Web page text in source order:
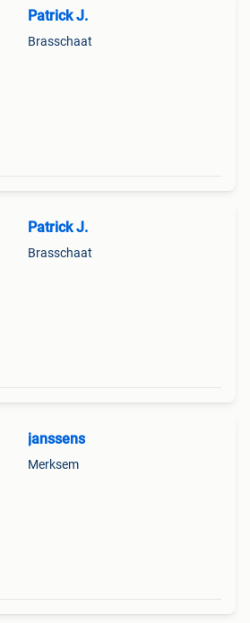
Patrick J.
Brasschaat
Patrick J.
Brasschaat
janssens
Merksem